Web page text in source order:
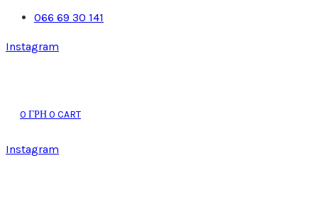
066 69 30 141
Instagram
0 ГРН 0 CART
Instagram